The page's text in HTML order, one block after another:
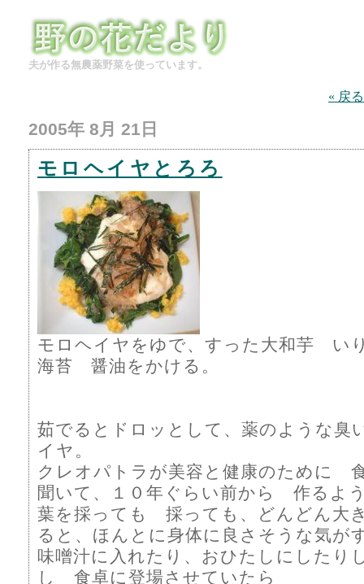
夫が作る無農薬野菜を使っています。
« 戻る
2005年 8月 21日
モロヘイヤとろろ
モロヘイヤをゆで、すった大和芋
海苔 醤油をかける。
茹でるとドロッとして、薬のような臭
イヤ。
クレオパトラが美容と健康のために
聞いて、１０年ぐらい前から 作るよ
葉を採っても 採っても、どんどん大
ると、ほんとに身体に良さそうな気が
味噌汁に入れたり、おひたしにした
し 食卓に登場させていたら